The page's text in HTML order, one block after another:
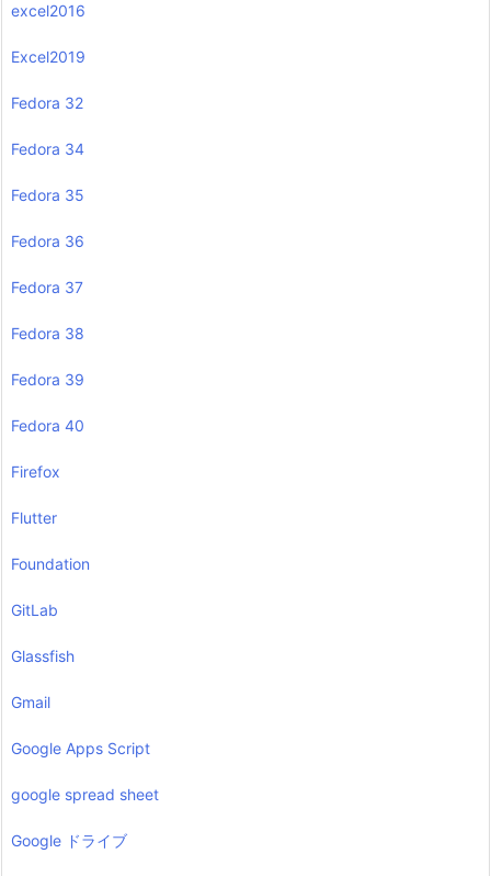
excel2016
Excel2019
Fedora 32
Fedora 34
Fedora 35
Fedora 36
Fedora 37
Fedora 38
Fedora 39
Fedora 40
Firefox
Flutter
Foundation
GitLab
Glassfish
Gmail
Google Apps Script
google spread sheet
Google ドライブ